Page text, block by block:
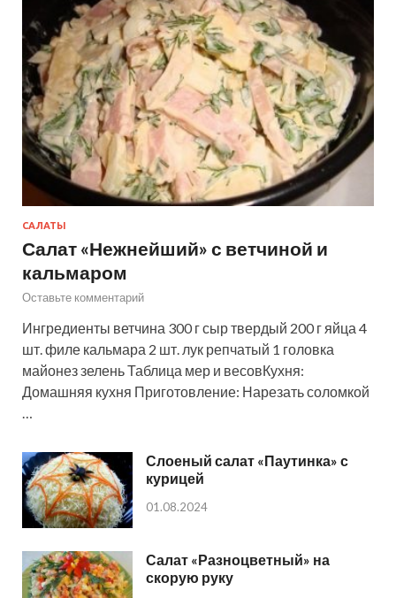
САЛАТЫ
Салат «Нежнейший» с ветчиной и
кальмаром
Оставьте комментарий
Ингредиенты ветчина 300 г сыр твердый 200 г яйца 4
шт. филе кальмара 2 шт. лук репчатый 1 головка
майонез зелень Таблица мер и весовКухня:
Домашняя кухня Приготовление: Нарезать соломкой
…
Слоеный салат «Паутинка» с
курицей
01.08.2024
Салат «Разноцветный» на
скорую руку